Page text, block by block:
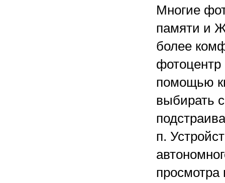
Многие
памяти и
более
помощью
выбирать
п.
просмотра